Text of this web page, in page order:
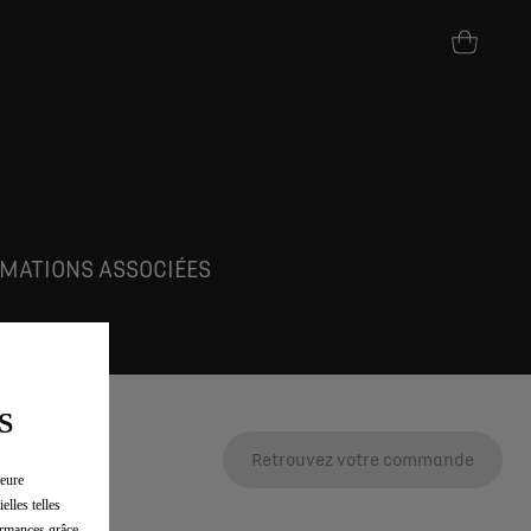
ASSOCIÉES
Retrouvez votre commande
telles